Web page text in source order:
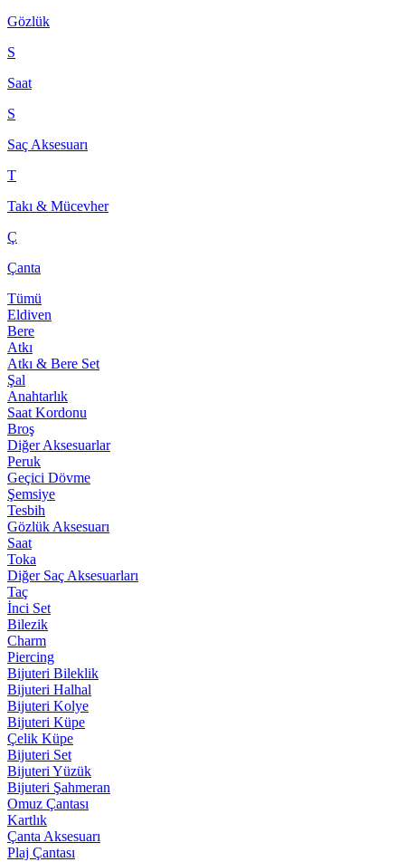
Gözlük
S
Saat
S
Saç Aksesuarı
T
Takı & Mücevher
Ç
Çanta
Tümü
Eldiven
Bere
Atkı
Atkı & Bere Set
Şal
Anahtarlık
Saat Kordonu
Broş
Diğer Aksesuarlar
Peruk
Geçici Dövme
Şemsiye
Tesbih
Gözlük Aksesuarı
Saat
Toka
Diğer Saç Aksesuarları
Taç
İnci Set
Bilezik
Charm
Piercing
Bijuteri Bileklik
Bijuteri Halhal
Bijuteri Kolye
Bijuteri Küpe
Çelik Küpe
Bijuteri Set
Bijuteri Yüzük
Bijuteri Şahmeran
Omuz Çantası
Kartlık
Çanta Aksesuarı
Plaj Çantası